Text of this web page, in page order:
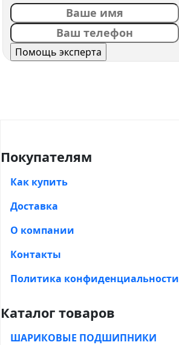
Покупателям
Как купить
Доставка
О компании
Контакты
Политика конфиденциальности
Каталог товаров
ШАРИКОВЫЕ ПОДШИПНИКИ